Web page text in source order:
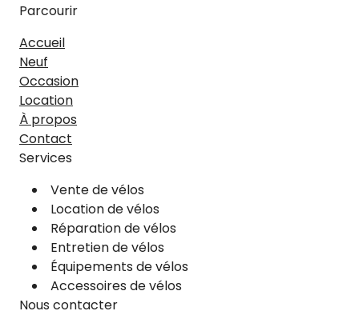
Parcourir
Accueil
Neuf
Occasion
Location
À propos
Contact
Services
Vente de vélos
Location de vélos
Réparation de vélos
Entretien de vélos
Équipements de vélos
Accessoires de vélos
Nous contacter